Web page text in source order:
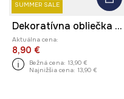
SUMMER SALE
Dekoratívna obliečka na vankúš 60 x 40 cm s potlačou
Aktuálna cena:
8,90 €
Bežná cena: 13,90 €
Najnižšia cena: 13,90 €